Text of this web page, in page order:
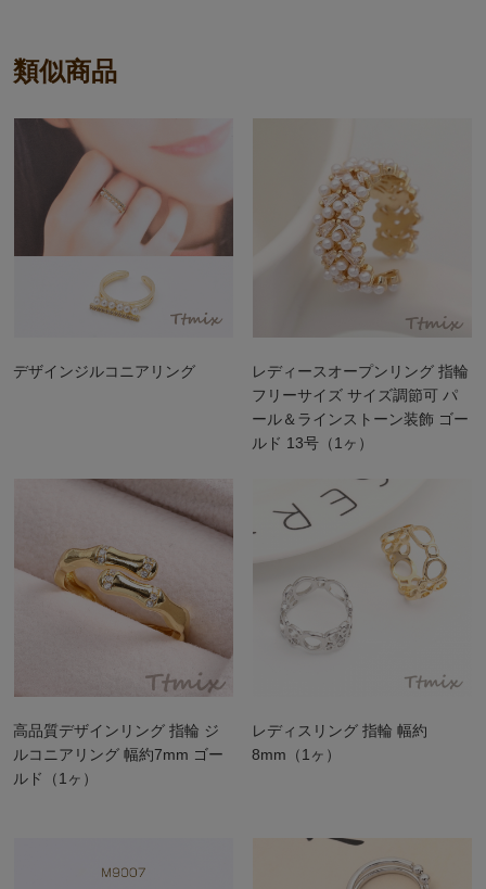
類似商品
デザインジルコニアリング
レディースオープンリング 指輪
フリーサイズ サイズ調節可 パ
ール＆ラインストーン装飾 ゴー
ルド 13号（1ヶ）
高品質デザインリング 指輪 ジ
ルコニアリング 幅約7mm ゴー
ルド（1ヶ）
レディスリング 指輪 幅約
8mm（1ヶ）